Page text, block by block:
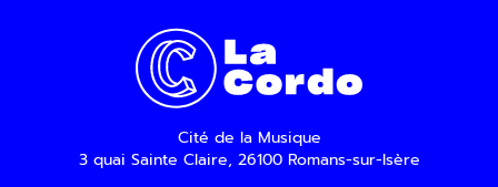
Cité de la Musique
3 quai Sainte Claire, 26100 Romans-sur-Isère